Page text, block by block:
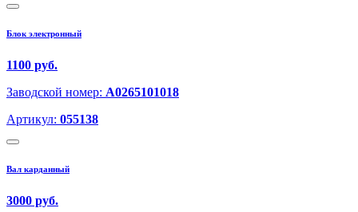
Блок электронный
1100 руб.
Заводской номер: A0265101018
Артикул: 055138
Вал карданный
3000 руб.